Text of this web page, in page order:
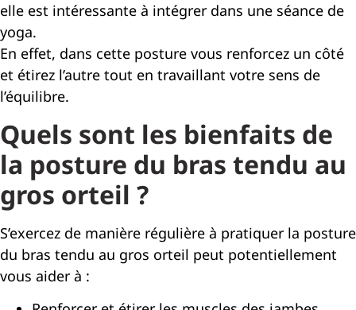
elle est intéressante à intégrer dans une séance de
yoga.
En effet, dans cette posture vous renforcez un côté
et étirez l’autre tout en travaillant votre sens de
l’équilibre.
Quels sont les bienfaits de
la posture du bras tendu au
gros orteil ?
S’exercez de manière régulière à pratiquer la posture
du bras tendu au gros orteil peut potentiellement
vous aider à :